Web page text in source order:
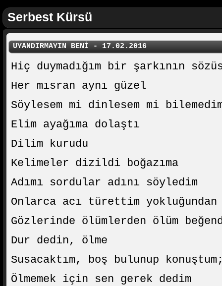
Serbest Kürsü
UYANDIRMAYIN BENİ - 17.02.2016
Hiç duymadığım bir şarkının
Her mısran aynı güzel
Söylesem mi dinlesem mi
Elim ayağıma dolaştı
Dilim kurudu
Kelimeler dizildi boğazıma
Adımı sordular adını söyledim
Onlarca acı türettim yokluğundan
Gözlerinde ölümlerden ölüm
Dur dedin, ölme
Susacaktım, boş bulunup
Ölmemek için sen gerek dedim